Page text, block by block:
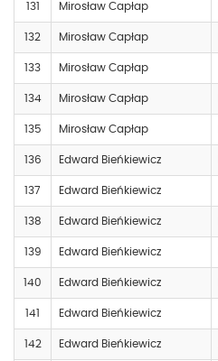
131 Mirosław Capłap
132 Mirosław Capłap
133 Mirosław Capłap
134 Mirosław Capłap
135 Mirosław Capłap
136 Edward Bieńkiewicz
137 Edward Bieńkiewicz
138 Edward Bieńkiewicz
139 Edward Bieńkiewicz
140 Edward Bieńkiewicz
141 Edward Bieńkiewicz
142 Edward Bieńkiewicz